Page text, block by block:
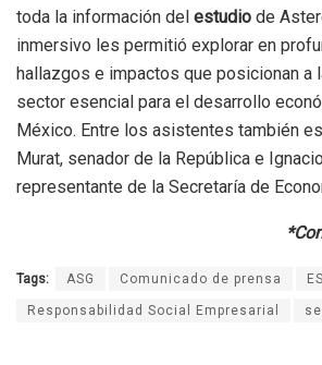
toda la información del estudio de
inmersivo les permitió explorar en
hallazgos e impactos que posicionan a
sector esencial para el desarrollo
México. Entre los asistentes también
Murat, senador de la República e
representante de la Secretaría de
Tags: ASG Comunicado de prensa
Responsabilidad Social Empresarial